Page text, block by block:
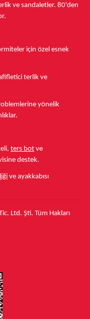
ve sandaletler. 80'den
için özel esnek
terlik ve
yönelik
ters bot ve
destek.
ve ayakkabısı
Ltd. Şti. Tüm Hakları